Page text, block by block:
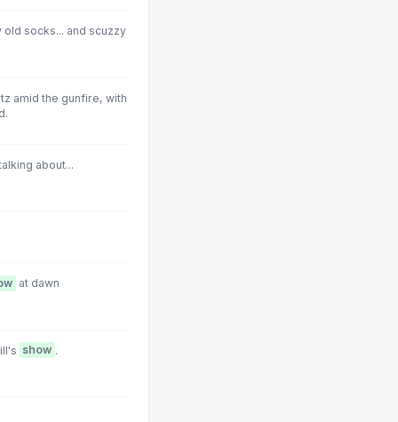
socks... and scuzzy
amid the gunfire, with
about...
at dawn
show .